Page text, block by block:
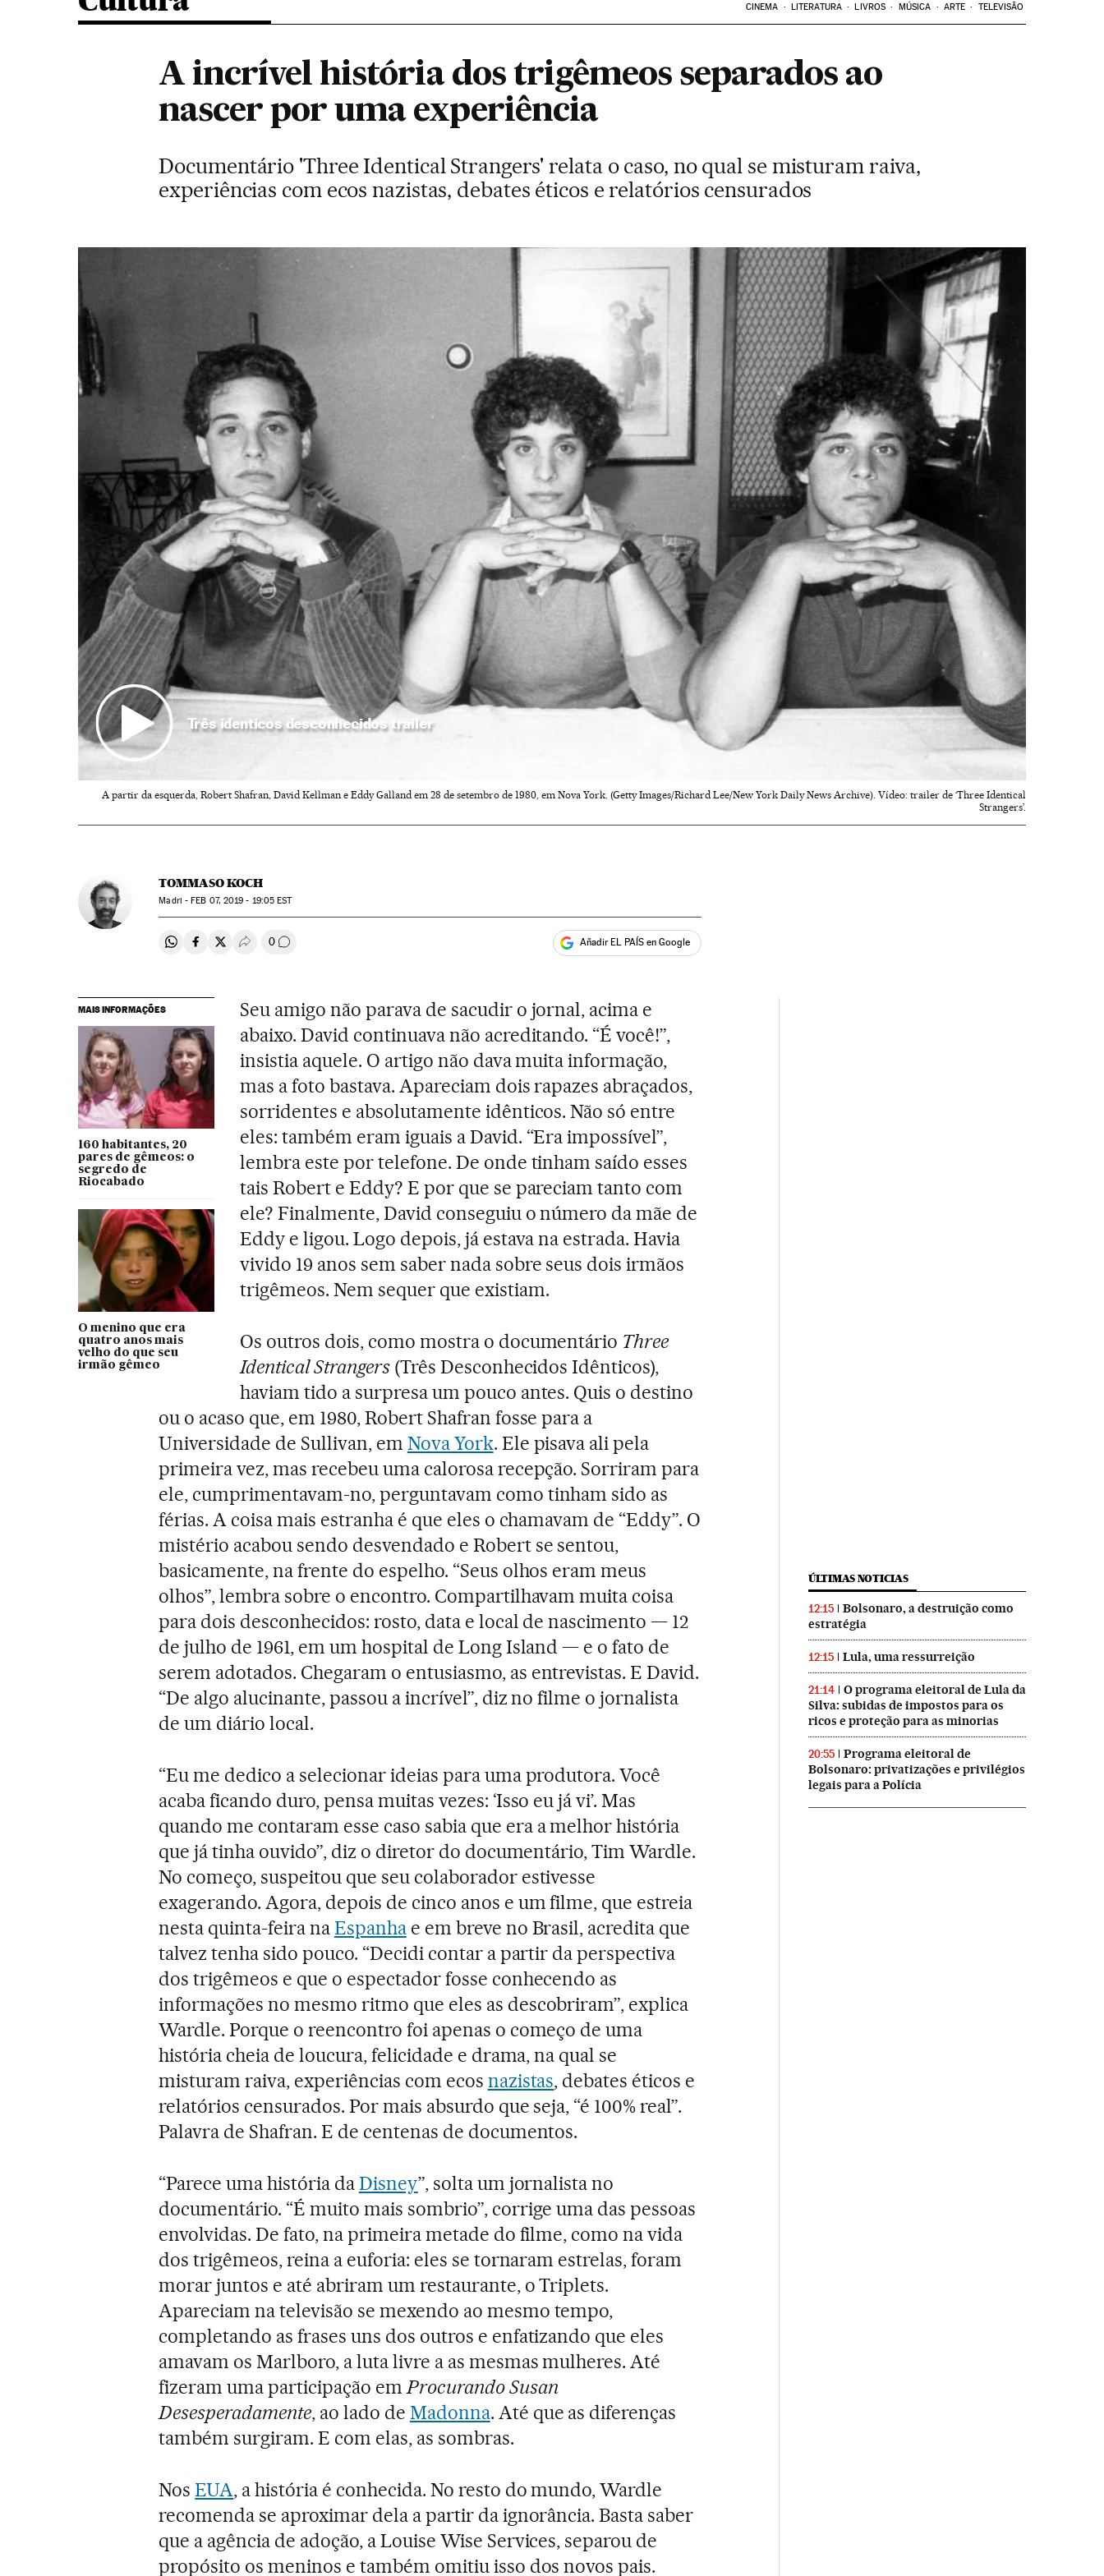
CINEMA LITERATURA LIVROS MÚSICA ARTE TELEVISÃO
A incrível história dos trigêmeos separados ao
nascer por uma experiência
Documentário 'Three Identical Strangers' relata o caso, no qual se misturam raiva,
experiências com ecos nazistas, debates éticos e relatórios censurados
Três identicos desconhecidos trailer
A partir da esquerda, Robert Shafran, David Kellman e Eddy Galland em 28 de setembro de 1980, em Nova York. (Getty Images/Richard Lee/New York Daily News Archive). Vídeo: trailer de ‘Three Identical
Strangers’.
TOMMASO KOCH
Madri -FEB 07, 2019 - 19:05 EST
Compartir en Whatsapp
Compartir en Facebook
Compartir en Twitter
Desplegar Redes Sociales
0 Comentários Añadir EL PAÍS en Google
MAIS INFORMAÇÕES
160 habitantes, 20
pares de gêmeos: o
segredo de
Riocabado
O menino que era
quatro anos mais
velho do que seu
irmão gêmeo
Seu amigo não parava de sacudir o jornal, acima e
abaixo. David continuava não acreditando. “É você!”,
insistia aquele. O artigo não dava muita informação,
mas a foto bastava. Apareciam dois rapazes abraçados,
sorridentes e absolutamente idênticos. Não só entre
eles: também eram iguais a David. “Era impossível”,
lembra este por telefone. De onde tinham saído esses
tais Robert e Eddy? E por que se pareciam tanto com
ele? Finalmente, David conseguiu o número da mãe de
Eddy e ligou. Logo depois, já estava na estrada. Havia
vivido 19 anos sem saber nada sobre seus dois irmãos
trigêmeos. Nem sequer que existiam.
Os outros dois, como mostra o documentário Three
Identical Strangers(Três Desconhecidos Idênticos),
haviam tido a surpresa um pouco antes. Quis o destino
ou o acaso que, em 1980, Robert Shafran fosse para a
Universidade de Sullivan, em Nova York. Ele pisava ali pela
primeira vez, mas recebeu uma calorosa recepção. Sorriram para
ele, cumprimentavam-no, perguntavam como tinham sido as
férias. A coisa mais estranha é que eles o chamavam de “Eddy”. O
mistério acabou sendo desvendado e Robert se sentou,
basicamente, na frente do espelho. “Seus olhos eram meus
olhos”, lembra sobre o encontro. Compartilhavam muita coisa
para dois desconhecidos: rosto, data e local de nascimento — 12
de julho de 1961, em um hospital de Long Island — e o fato de
serem adotados. Chegaram o entusiasmo, as entrevistas. E David.
“De algo alucinante, passou a incrível”, diz no filme o jornalista
de um diário local.
“Eu me dedico a selecionar ideias para uma produtora. Você
acaba ficando duro, pensa muitas vezes: ‘Isso eu já vi’. Mas
quando me contaram esse caso sabia que era a melhor história
que já tinha ouvido”, diz o diretor do documentário, Tim Wardle.
No começo, suspeitou que seu colaborador estivesse
exagerando. Agora, depois de cinco anos e um filme, que estreia
nesta quinta-feira naEspanhae em breve no Brasil, acredita que
talvez tenha sido pouco. “Decidi contar a partir da perspectiva
dos trigêmeos e que o espectador fosse conhecendo as
informações no mesmo ritmo que eles as descobriram”, explica
Wardle. Porque o reencontro foi apenas o começo de uma
história cheia de loucura, felicidade e drama, na qual se
misturam raiva, experiências com ecos nazistas, debates éticos e
relatórios censurados. Por mais absurdo que seja, “é 100% real”.
Palavra de Shafran. E de centenas de documentos.
“Parece uma história daDisney”, solta um jornalista no
documentário. “É muito mais sombrio”, corrige uma das pessoas
envolvidas. De fato, na primeira metade do filme, como na vida
dos trigêmeos, reina a euforia: eles se tornaram estrelas, foram
morar juntos e até abriram um restaurante, o Triplets.
Apareciam na televisão se mexendo ao mesmo tempo,
completando as frases uns dos outros e enfatizando que eles
amavam os Marlboro, a luta livre a as mesmas mulheres. Até
fizeram uma participação emProcurando Susan
Desesperadamente, ao lado de Madonna. Até que as diferenças
também surgiram. E com elas, as sombras.
NosEUA, a história é conhecida. No resto do mundo, Wardle
recomenda se aproximar dela a partir da ignorância. Basta saber
que a agência de adoção, a Louise Wise Services, separou de
propósito os meninos e também omitiu isso dos novos pais.
ÚLTIMAS NOTICIAS
12:15
Bolsonaro, a destruição como
estratégia
12:15 Lula, uma ressurreição
21:14
O programa eleitoral de Lula da
Silva: subidas de impostos para os
ricos e proteção para as minorias
20:55
Programa eleitoral de
Bolsonaro: privatizações e privilégios
legais para a Polícia